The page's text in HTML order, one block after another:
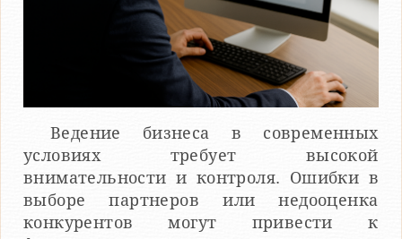
Ведение бизнеса в современных
условиях требует высокой
внимательности и контроля. Ошибки в
выборе партнеров или недооценка
конкурентов могут привести к